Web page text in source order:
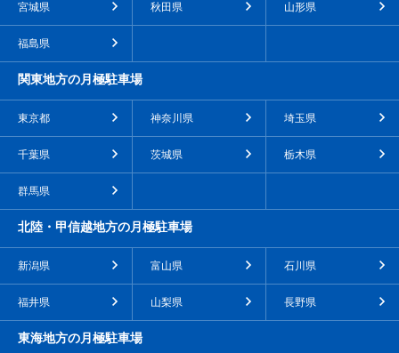
宮城県 秋田県 山形県
福島県
関東地方の月極駐車場
東京都 神奈川県 埼玉県
千葉県 茨城県 栃木県
群馬県
北陸・甲信越地方の月極駐車場
新潟県 富山県 石川県
福井県 山梨県 長野県
東海地方の月極駐車場